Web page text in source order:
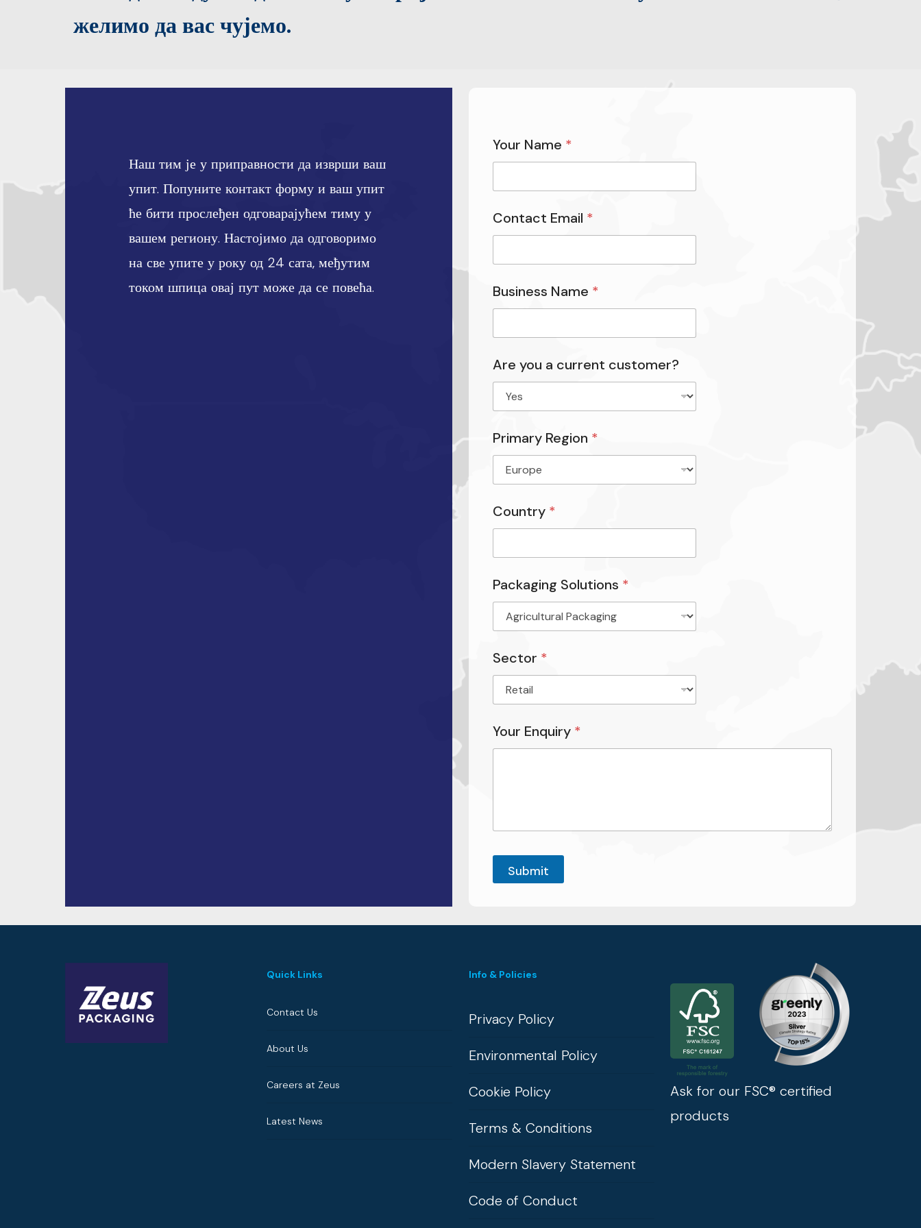
желимо да вас чујемо.
Наш тим је у приправности да изврши ваш
упит. Попуните контакт форму и ваш упит
ће бити прослеђен одговарајућем тиму у
вашем региону. Настојимо да одговоримо
на све упите у року од 24 сата, међутим
током шпица овај пут може да се повећа.
Your Name *
Contact Email *
Business Name *
Are you a current customer?
Primary Region *
Country *
Packaging Solutions *
Sector *
Your Enquiry *
Submit
Quick Links
Contact Us
About Us
Careers at Zeus
Latest News
Info & Policies
Privacy Policy
Environmental Policy
Cookie Policy
Terms & Conditions
Modern Slavery Statement
Code of Conduct
Ask for our FSC® certified
products